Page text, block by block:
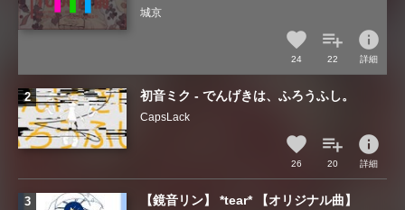
城京
24 22
info
詳細
初音ミク - でんげきは、ふろうふし。
CapsLack
26 20
info
詳細
【鏡音リン】 *tear* 【オリジナル曲】